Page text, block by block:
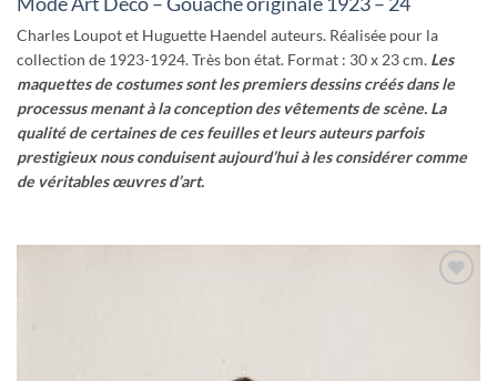
Charles Loupot et Huguette Haendel auteurs. Réalisée pour la
collection de 1923-1924. Très bon état. Format : 30 x 23 cm. Les
maquettes de costumes sont les premiers dessins créés dans le
processus menant à la conception des vêtements de scène. La
qualité de certaines de ces feuilles et leurs auteurs parfois
prestigieux nous conduisent aujourd’hui à les considérer comme
de véritables œuvres d’art.